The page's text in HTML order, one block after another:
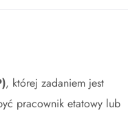
, której zadaniem jest
pracownik etatowy lub